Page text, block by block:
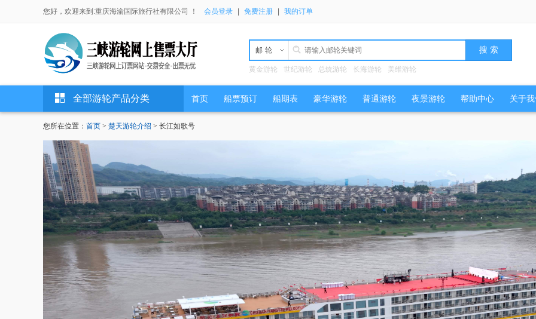
您好，欢迎来到:重庆海渝国际旅行社有限公司 ！ 会员登录 免费注册 我的订单
邮轮
黄金游轮 世纪游轮 总统游轮 长海游轮 美维游轮
全部游轮产品分类 首页 船票预订 船期表 豪华游轮 普通游轮 夜景游轮 帮助中心 关于
您所在位置： 首页 > 楚天游轮介绍 > 长江如歌号